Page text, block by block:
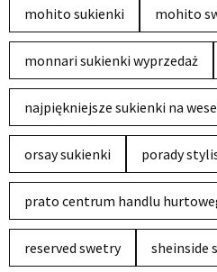
mohito sukienki mohito
monnari sukienki wyprzedaż
najpiękniejsze sukienki na
orsay sukienki porady
prato centrum handlu
reserved swetry sheinside